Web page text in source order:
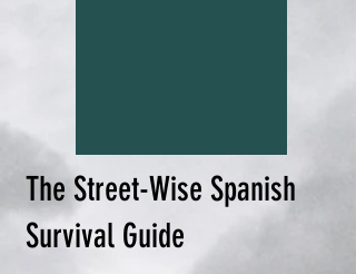
The Street-Wise Spanish
Survival Guide